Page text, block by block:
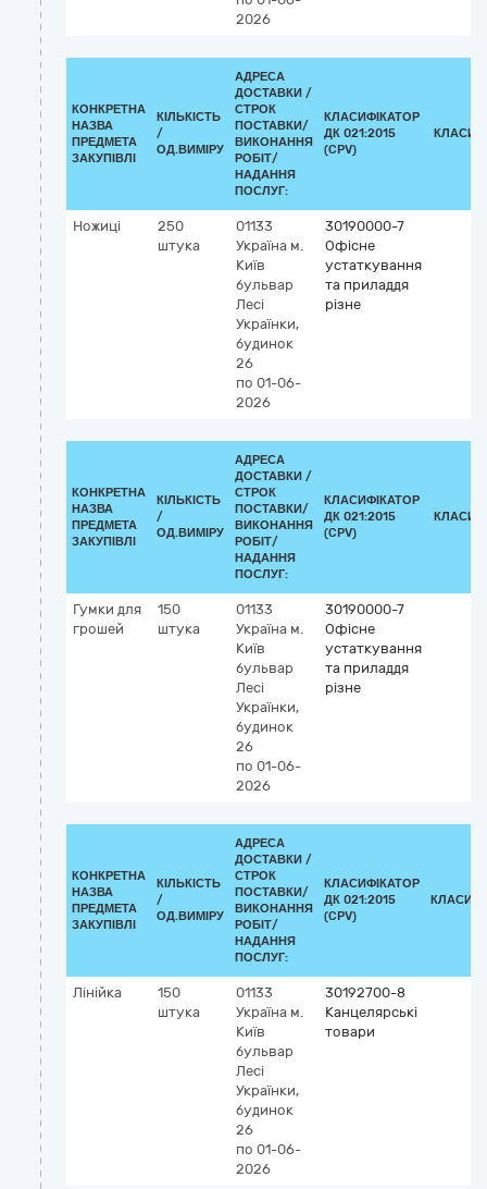
2026
КОНКРЕТНА
НАЗВА
ПРЕДМЕТА
ЗАКУПІВЛІ
КІЛЬКІСТЬ
/
ОД.ВИМІРУ
АДРЕСА
ДОСТАВКИ /
СТРОК
ПОСТАВКИ/
ВИКОНАННЯ
РОБІТ/
НАДАННЯ
ПОСЛУГ:
КЛАСИФІКАТОР
ДК 021:2015
(CPV)
Ножиці
250
штука
01133
Україна м.
Київ
бульвар
Лесі
Українки,
будинок
26
по 01-06-
2026
30190000-7
Офісне
устаткування
та приладдя
різне
КОНКРЕТНА
НАЗВА
ПРЕДМЕТА
ЗАКУПІВЛІ
КІЛЬКІСТЬ
/
ОД.ВИМІРУ
АДРЕСА
ДОСТАВКИ /
СТРОК
ПОСТАВКИ/
ВИКОНАННЯ
РОБІТ/
НАДАННЯ
ПОСЛУГ:
КЛАСИФІКАТОР
ДК 021:2015
(CPV)
Гумки для
грошей
150
штука
01133
Україна м.
Київ
бульвар
Лесі
Українки,
будинок
26
по 01-06-
2026
30190000-7
Офісне
устаткування
та приладдя
різне
КОНКРЕТНА
НАЗВА
ПРЕДМЕТА
ЗАКУПІВЛІ
КІЛЬКІСТЬ
/
ОД.ВИМІРУ
АДРЕСА
ДОСТАВКИ /
СТРОК
ПОСТАВКИ/
ВИКОНАННЯ
РОБІТ/
НАДАННЯ
ПОСЛУГ:
КЛАСИФІКАТОР
ДК 021:2015
(CPV)
Лінійка
150
штука
01133
Україна м.
Київ
бульвар
Лесі
Українки,
будинок
26
по 01-06-
2026
30192700-8
Канцелярські
товари